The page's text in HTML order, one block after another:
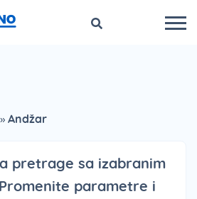
» Andžar
pretrage sa izabranim
parametre i